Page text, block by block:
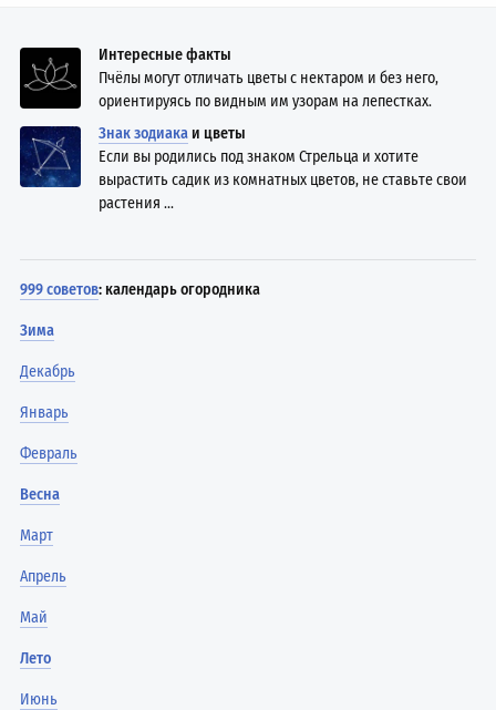
Интересные факты
Пчёлы могут отличать цветы с нектаром и без него,
ориентируясь по видным им узорам на лепестках.
Знак зодиака и цветы
Если вы родились под знаком Стрельца и хотите
вырастить садик из комнатных цветов, не ставьте свои
растения ...
999 советов: календарь огородника
Зима
Декабрь
Январь
Февраль
Весна
Март
Апрель
Май
Лето
Июнь